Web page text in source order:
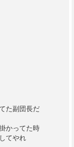
た副団長だ
かってた時
てやれ